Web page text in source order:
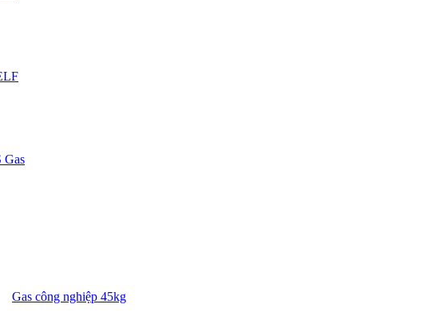
Gas
Gas công nghiệp 45kg